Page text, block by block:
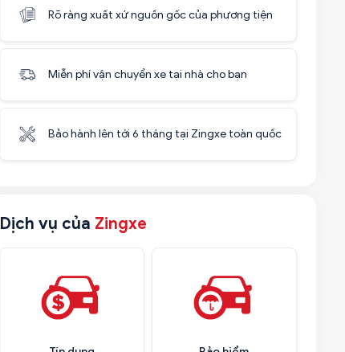
Rõ ràng xuất xứ nguồn gốc của phương tiện
Miễn phí vận chuyển xe tại nhà cho bạn
Bảo hành lên tới 6 tháng tại Zingxe toàn quốc
Dịch vụ của Zingxe